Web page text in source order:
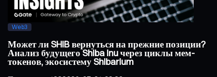
Web3
Может ли SHIB вернуться на прежние позиции?
Анализ будущего Shiba Inu через циклы мем-
токенов, экосистему Shibarium